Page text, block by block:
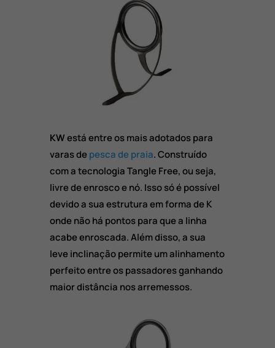
KWestá entre os mais adotados para
varas depesca de praia. Construído
com a tecnologia Tangle Free, ou seja,
livre de enrosco e nó. Isso só é possível
devido a sua estrutura em forma de K
onde não há pontos para que a linha
acabe enroscada. Além disso, a sua
leve inclinação permite um alinhamento
perfeito entre os passadores ganhando
maior distância nos arremessos.